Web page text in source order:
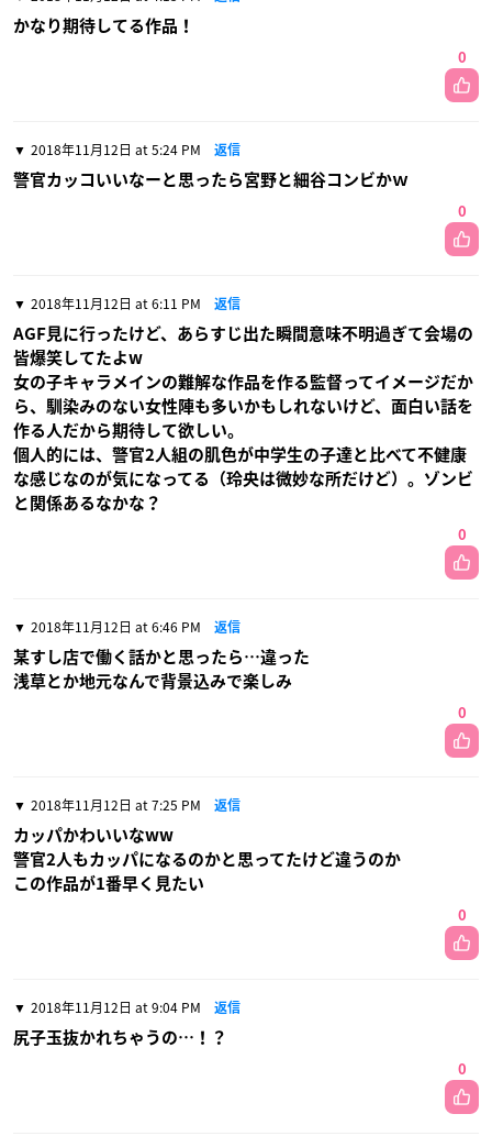
かなり期待してる作品！
0
2018年11月12日 at 5:24 PM 返信
警官カッコいいなーと思ったら宮野と細谷コンビかｗ
0
2018年11月12日 at 6:11 PM 返信
AGF見に行ったけど、あらすじ出た瞬間意味不明過ぎて会場の
皆爆笑してたよw
女の子キャラメインの難解な作品を作る監督ってイメージだか
ら、馴染みのない女性陣も多いかもしれないけど、面白い話を
作る人だから期待して欲しい。
個人的には、警官2人組の肌色が中学生の子達と比べて不健康
な感じなのが気になってる（玲央は微妙な所だけど）。ゾンビ
と関係あるなかな？
0
2018年11月12日 at 6:46 PM 返信
某すし店で働く話かと思ったら…違った
浅草とか地元なんで背景込みで楽しみ
0
2018年11月12日 at 7:25 PM 返信
カッパかわいいなww
警官2人もカッパになるのかと思ってたけど違うのか
この作品が1番早く見たい
0
2018年11月12日 at 9:04 PM 返信
尻子玉抜かれちゃうの…！？
0